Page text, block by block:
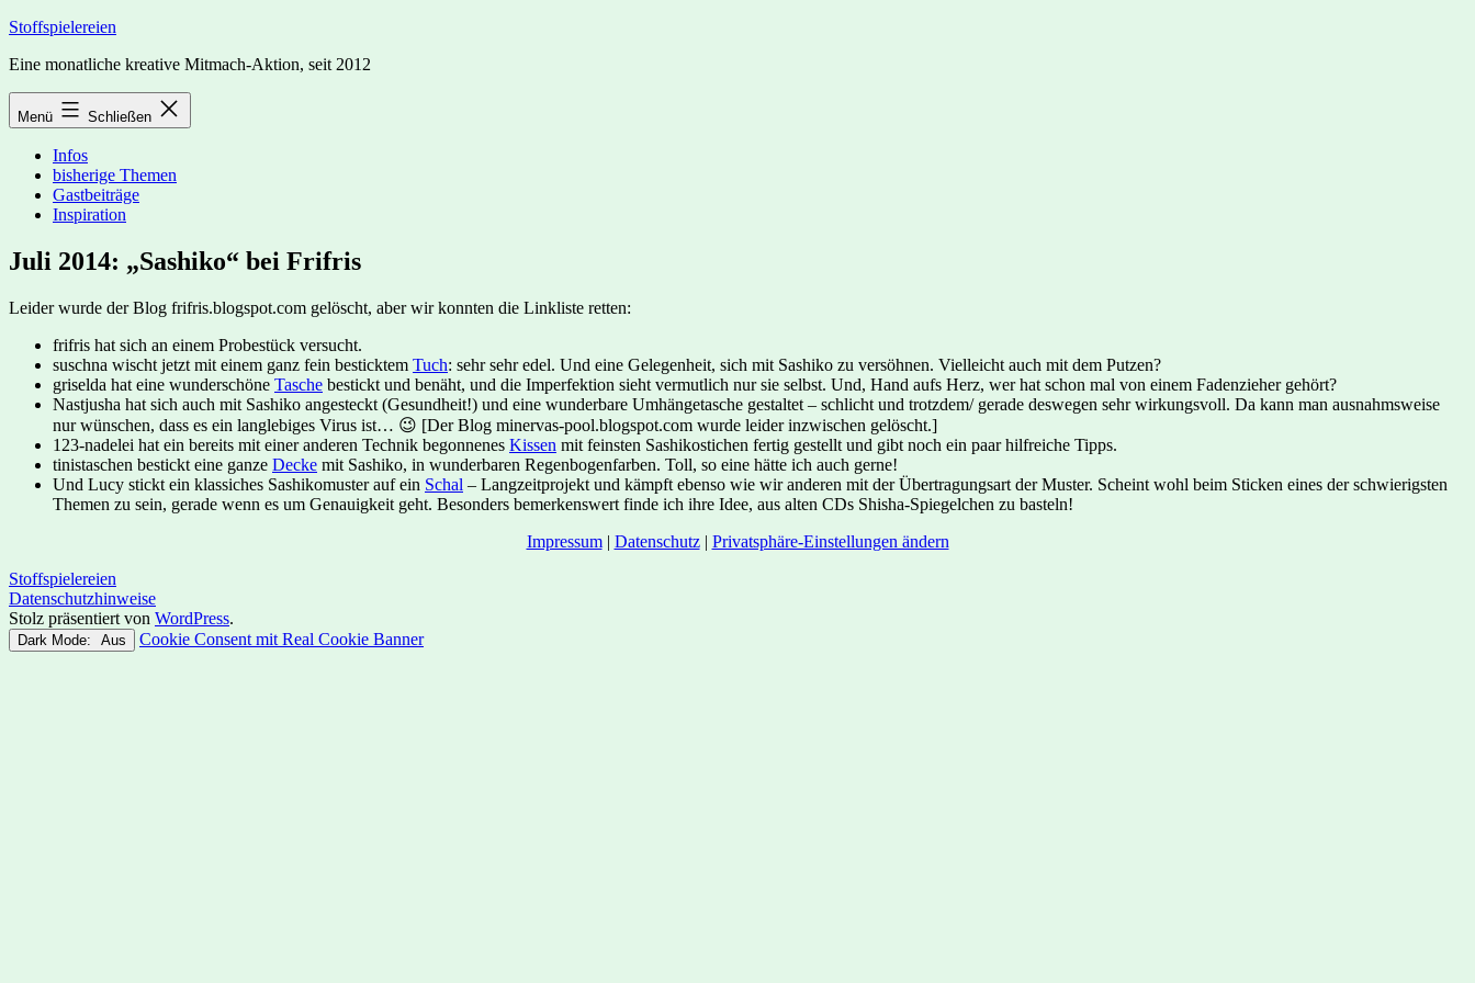
Zum
springen
Stoffspielereien
Eine monatliche kreative Mitmach-Aktion, seit 2012
Menü Schließen
Infos
bisherige Themen
Gastbeiträge
Inspiration
Juli 2014: „Sashiko“ bei Frifris
Leider wurde der Blog frifris.blogspot.com gelöscht, aber wir konnten die Linkliste retten:
frifris hat sich an einem Probestück versucht.
suschna wischt jetzt mit einem ganz fein besticktem Tuch: sehr sehr edel. Und eine Gelegenheit, sich mit Sashiko zu versöhnen. Vielleicht auch mit dem Putzen?
griselda hat eine wunderschöne Tasche bestickt und benäht, und die Imperfektion sieht vermutlich nur sie selbst. Und, Hand aufs Herz, wer hat schon mal von einem Fadenzieher gehört?
Nastjusha hat sich auch mit Sashiko angesteckt (Gesundheit!) und eine wunderbare Umhängetasche gestaltet – schlicht und trotzdem/ gerade deswegen sehr wirkungsvoll. Da kann man ausnahmsweise
nur wünschen, dass es ein langlebiges Virus ist… 😉 [Der Blog minervas-pool.blogspot.com wurde leider inzwischen gelöscht.]
123-nadelei hat ein bereits mit einer anderen Technik begonnenes Kissen mit feinsten Sashikostichen fertig gestellt und gibt noch ein paar hilfreiche Tipps.
tinistaschen bestickt eine ganze Decke mit Sashiko, in wunderbaren Regenbogenfarben. Toll, so eine hätte ich auch gerne!
Und Lucy stickt ein klassiches Sashikomuster auf ein Schal – Langzeitprojekt und kämpft ebenso wie wir anderen mit der Übertragungsart der Muster. Scheint wohl beim Sticken eines der schwierigsten
Themen zu sein, gerade wenn es um Genauigkeit geht. Besonders bemerkenswert finde ich ihre Idee, aus alten CDs Shisha-Spiegelchen zu basteln!
Impressum| Datenschutz| Privatsphäre-Einstellungen ändern
Stoffspielereien
Datenschutzhinweise
Stolz präsentiert von WordPress.
Dark Mode: Cookie Consent mit Real Cookie Banner